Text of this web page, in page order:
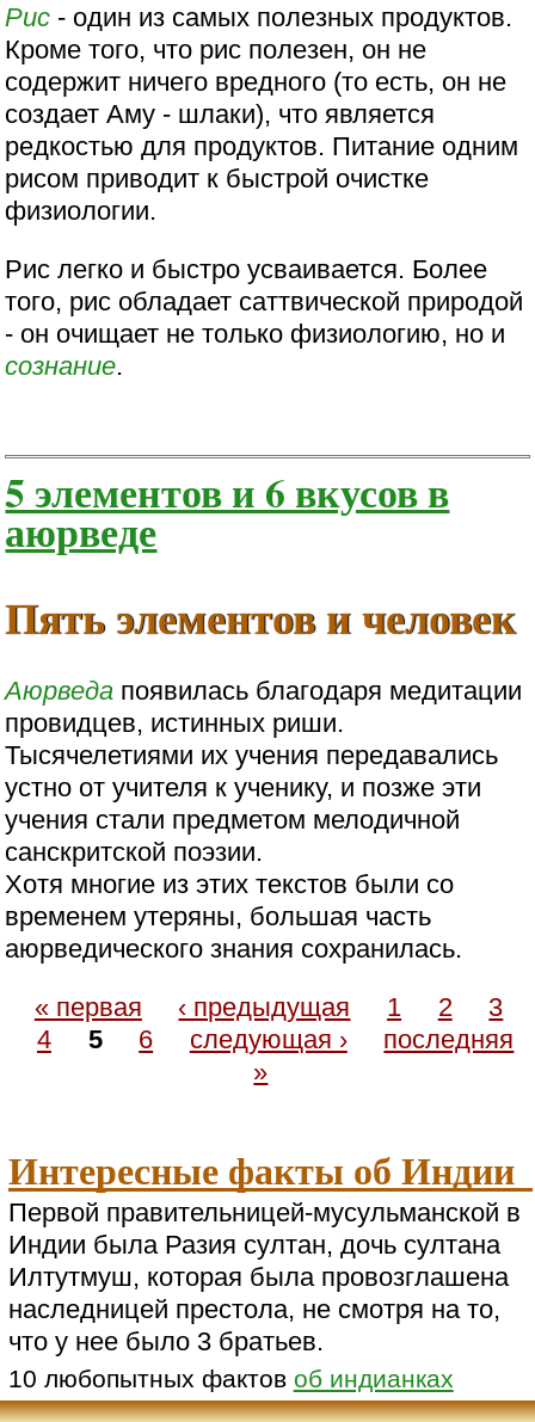
Рис - один из самых полезных продуктов.
Кроме того, что рис полезен, он не
содержит ничего вредного (то есть, он не
создает Аму - шлаки), что является
редкостью для продуктов. Питание одним
рисом приводит к быстрой очистке
физиологии.
Рис легко и быстро усваивается. Более
того, рис обладает саттвической природой
- он очищает не только физиологию, но и
сознание.
5 элементов и 6 вкусов в
аюрведе
Пять элементов и человек
Аюрведа появилась благодаря медитации
провидцев, истинных риши.
Тысячелетиями их учения передавались
устно от учителя к ученику, и позже эти
учения стали предметом мелодичной
санскритской поэзии.
Хотя многие из этих текстов были со
временем утеряны, большая часть
аюрведического знания сохранилась.
« первая
‹ предыдущая 1 2
3
4
5 6 следующая ›
последняя
»
Интересные факты об Индии
Первой правительницей-мусульманской в
Индии была Разия султан, дочь султана
Илтутмуш, которая была провозглашена
наследницей престола, не смотря на то,
что у нее было 3 братьев.
10 любопытных фактов об индианках